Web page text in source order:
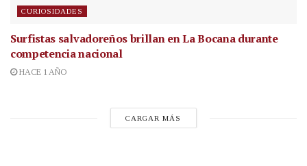
CURIOSIDADES
Surfistas salvadoreños brillan en La Bocana durante
competencia nacional
HACE 1 AÑO
CARGAR MÁS